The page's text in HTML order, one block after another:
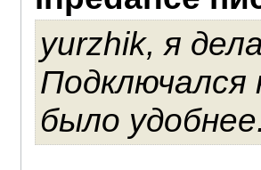
yurzhik, я
было удобнее.